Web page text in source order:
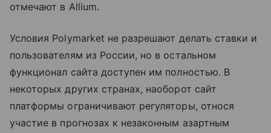
отмечают в Allium.
Условия Polymarket не разрешают делать ставки и
пользователям из России, но в остальном
функционал сайта доступен им полностью. В
некоторых других странах, наоборот сайт
платформы ограничивают регуляторы, относя
участие в прогнозах к незаконным азартным